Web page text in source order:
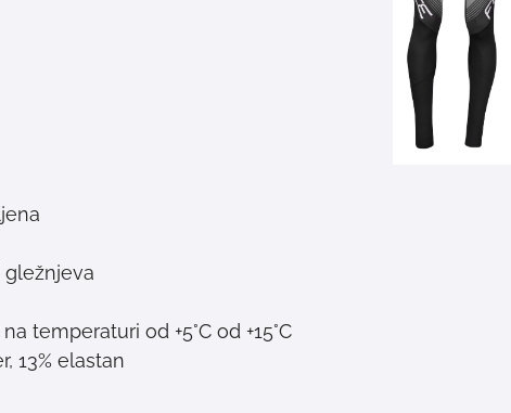
gležnjeva
temperaturi od +5°C od +15°C
13% elastan